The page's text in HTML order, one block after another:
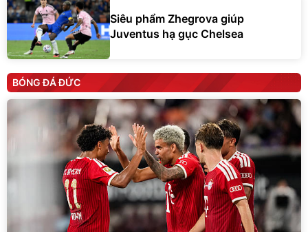
Siêu phẩm Zhegrova giúp
Juventus hạ gục Chelsea
BÓNG ĐÁ ĐỨC